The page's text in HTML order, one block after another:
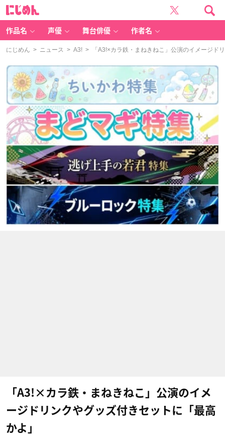
作品名 声優 舞台俳優 作者名
にじめん > ニュース > A3! > 「A3!×カラ鉄・まねきねこ」公演のイメージド
「A3!×カラ鉄・まねきねこ」公演のイメ
ージドリンクやグッズ付きセットに「最高
かよ」